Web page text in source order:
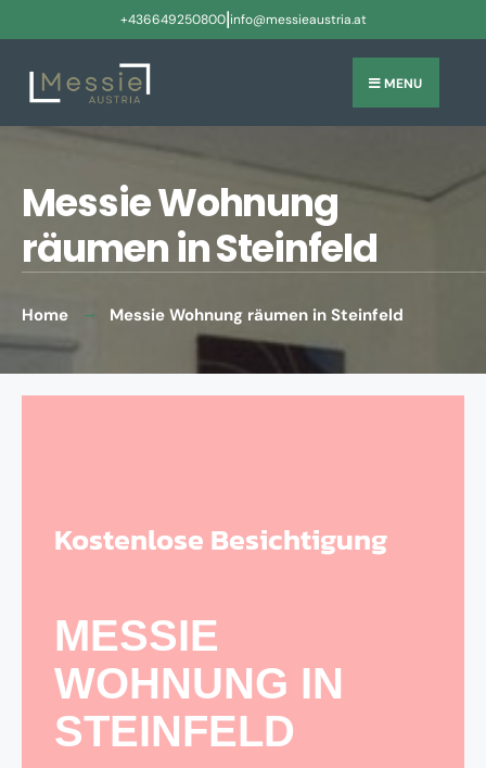
+436649250800|info@messieaustria.at
MENU
Messie Wohnung
räumen in Steinfeld
Home Messie Wohnung räumen in Steinfeld
Kostenlose Besichtigung
MESSIE
WOHNUNG IN
STEINFELD